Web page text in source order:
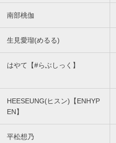
南部桃伽
生見愛瑠(めるる)
はやて【#らぶしっく】
HEESEUNG(ヒスン)【ENHYP
EN】
平松想乃